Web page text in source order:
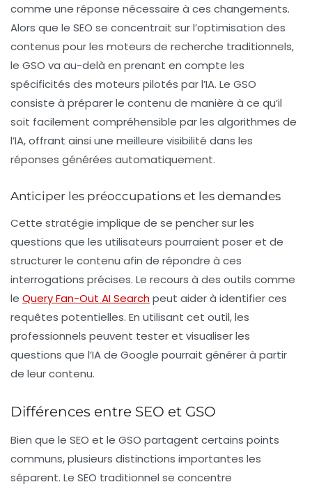
comme une réponse nécessaire à ces changements.
Alors que le SEO se concentrait sur l’optimisation des
contenus pour les moteurs de recherche traditionnels,
le GSO va au-delà en prenant en compte les
spécificités des moteurs pilotés par l’IA. Le GSO
consiste à préparer le contenu de manière à ce qu’il
soit facilement compréhensible par les algorithmes de
l’IA, offrant ainsi une meilleure visibilité dans les
réponses générées automatiquement.
Anticiper les préoccupations et les demandes
Cette stratégie implique de se pencher sur les
questions que les utilisateurs pourraient poser et de
structurer le contenu afin de répondre à ces
interrogations précises. Le recours à des outils comme
le Query Fan-Out AI Searchpeut aider à identifier ces
requêtes potentielles. En utilisant cet outil, les
professionnels peuvent tester et visualiser les
questions que l’IA de Google pourrait générer à partir
de leur contenu.
Différences entre SEO et GSO
Bien que le SEO et le GSO partagent certains points
communs, plusieurs distinctions importantes les
séparent. Le SEO traditionnel se concentre